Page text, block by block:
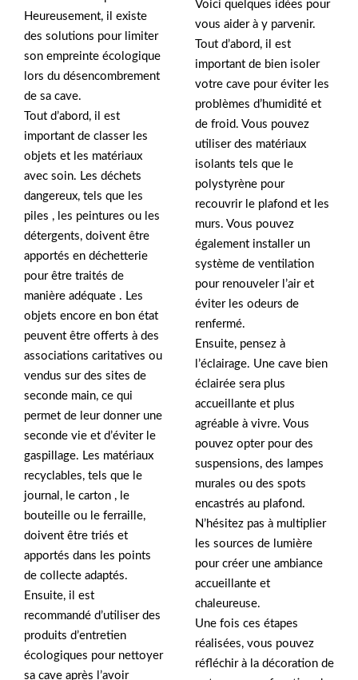
Heureusement, il existe
des solutions pour limiter
son empreinte écologique
lors du désencombrement
de sa cave.
Tout d’abord, il est
important de classer les
objets et les matériaux
avec soin. Les déchets
dangereux, tels que les
piles , les peintures ou les
détergents, doivent être
apportés en déchetterie
pour être traités de
manière adéquate . Les
objets encore en bon état
peuvent être offerts à des
associations caritatives ou
vendus sur des sites de
seconde main, ce qui
permet de leur donner une
seconde vie et d’éviter le
gaspillage. Les matériaux
recyclables, tels que le
journal, le carton , le
bouteille ou le ferraille,
doivent être triés et
apportés dans les points
de collecte adaptés.
Ensuite, il est
recommandé d’utiliser des
produits d’entretien
écologiques pour nettoyer
sa cave après l’avoir
Voici quelques idées pour
vous aider à y parvenir.
Tout d’abord, il est
important de bien isoler
votre cave pour éviter les
problèmes d’humidité et
de froid. Vous pouvez
utiliser des matériaux
isolants tels que le
polystyrène pour
recouvrir le plafond et les
murs. Vous pouvez
également installer un
système de ventilation
pour renouveler l’air et
éviter les odeurs de
renfermé.
Ensuite, pensez à
l’éclairage. Une cave bien
éclairée sera plus
accueillante et plus
agréable à vivre. Vous
pouvez opter pour des
suspensions, des lampes
murales ou des spots
encastrés au plafond.
N’hésitez pas à multiplier
les sources de lumière
pour créer une ambiance
accueillante et
chaleureuse.
Une fois ces étapes
réalisées, vous pouvez
réfléchir à la décoration de